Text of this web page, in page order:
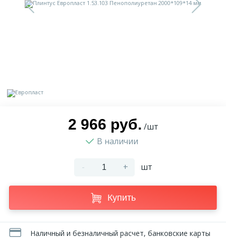
2 966 руб. /шт
В наличии
- + шт
Купить
Наличный и безналичный расчет, банковские карты
Доставка
Сотрудничество